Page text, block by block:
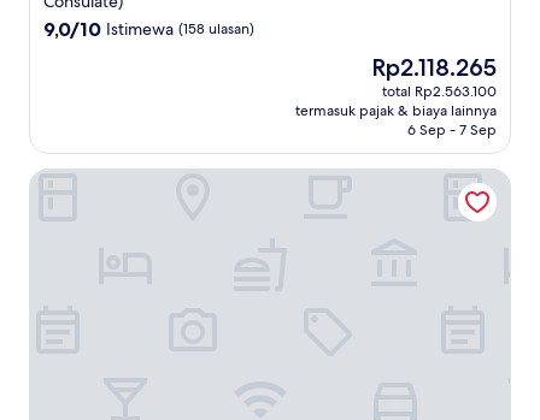
9.0
9,0/10 Istimewa (158 ulasan)
Harga
sekarang
Rp2.118.265
Rp2.118.265
total Rp2.563.100
termasuk pajak & biaya lainnya
6 Sep - 7 Sep
Hotel NEO+ Kuta, Legian by ASTON